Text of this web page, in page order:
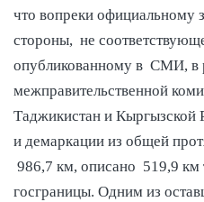
что вопреки официальному
стороны, не
опубликованному в СМИ, в
межправительственной
Таджикистан и Кыргызской
и демаркации из общей
986,7 км, описано 519,9 км
госграницы. Одним из